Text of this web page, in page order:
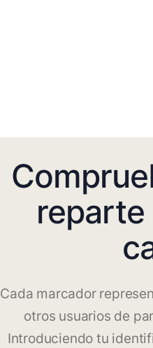
reparte
Cada marcador
otros usuarios de
Introduciendo tu